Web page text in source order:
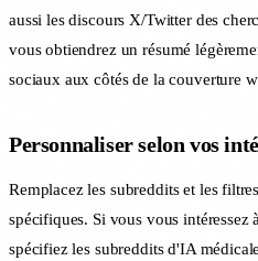
aussi les discours X/Twitter des
vous obtiendrez un résumé
sociaux aux côtés de la couverture
Personnaliser selon vos
Remplacez les subreddits et les
spécifiques. Si vous vous
spécifiez les subreddits d'IA